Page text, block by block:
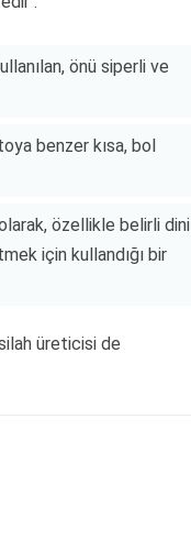
önü siperli ve
benzer kısa, bol
özellikle belirli dini
için kullandığı bir
üreticisi de